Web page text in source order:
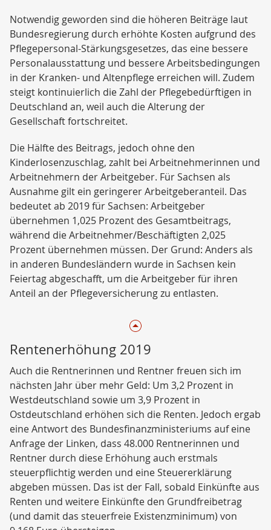
Notwendig geworden sind die höheren Beiträge laut
Bundesregierung durch erhöhte Kosten aufgrund des
Pflegepersonal-Stärkungsgesetzes, das eine bessere
Personalausstattung und bessere Arbeitsbedingungen
in der Kranken- und Altenpflege erreichen will. Zudem
steigt kontinuierlich die Zahl der Pflegebedürftigen in
Deutschland an, weil auch die Alterung der
Gesellschaft fortschreitet.
Die Hälfte des Beitrags, jedoch ohne den
Kinderlosenzuschlag, zahlt bei Arbeitnehmerinnen und
Arbeitnehmern der Arbeitgeber. Für Sachsen als
Ausnahme gilt ein geringerer Arbeitgeberanteil. Das
bedeutet ab 2019 für Sachsen: Arbeitgeber
übernehmen 1,025 Prozent des Gesamtbeitrags,
während die Arbeitnehmer/Beschäftigten 2,025
Prozent übernehmen müssen. Der Grund: Anders als
in anderen Bundesländern wurde in Sachsen kein
Feiertag abgeschafft, um die Arbeitgeber für ihren
Anteil an der Pflegeversicherung zu entlasten.
Rentenerhöhung 2019
Auch die Rentnerinnen und Rentner freuen sich im
nächsten Jahr über mehr Geld: Um 3,2 Prozent in
Westdeutschland sowie um 3,9 Prozent in
Ostdeutschland erhöhen sich die Renten. Jedoch ergab
eine Antwort des Bundesfinanzministeriums auf eine
Anfrage der Linken, dass 48.000 Rentnerinnen und
Rentner durch diese Erhöhung auch erstmals
steuerpflichtig werden und eine Steuererklärung
abgeben müssen. Das ist der Fall, sobald Einkünfte aus
Renten und weitere Einkünfte den Grundfreibetrag
(und damit das steuerfreie Existenzminimum) von